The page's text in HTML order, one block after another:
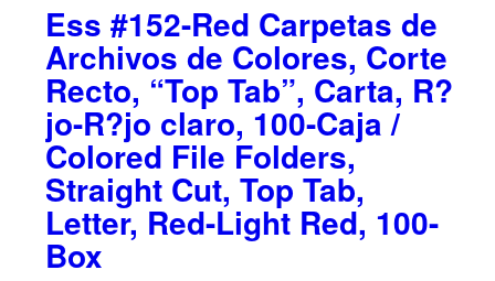
Ess #152-Red Carpetas de
Archivos de Colores, Corte
Recto, “Top Tab”, Carta, R?
jo-R?jo claro, 100-Caja /
Colored File Folders,
Straight Cut, Top Tab,
Letter, Red-Light Red, 100-
Box